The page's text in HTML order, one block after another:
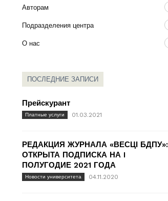
Авторам
Подразделения центра
О нас
ПОСЛЕДНИЕ ЗАПИСИ
Прейскурант
Платные услуги 01.03.2021
РЕДАКЦИЯ ЖУРНАЛА «ВЕСЦІ БДПУ»:
ОТКРЫТА ПОДПИСКА НА I
ПОЛУГОДИЕ 2021 ГОДА
Новости университета 04.11.2020